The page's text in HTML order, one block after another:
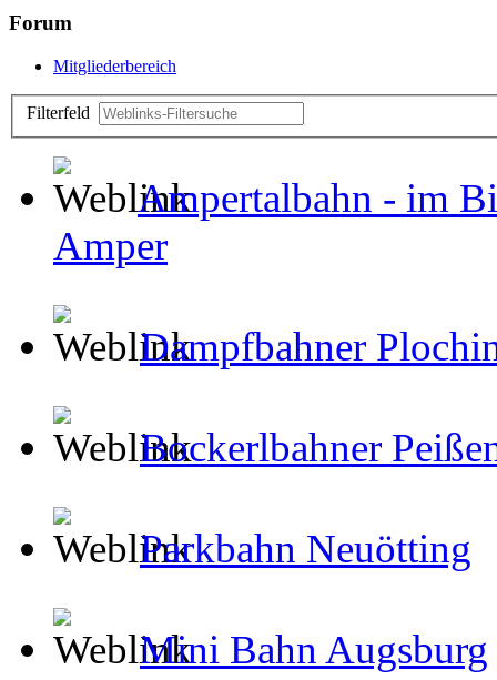
Forum
Mitgliederbereich
Filterfeld
Ampertalbahn - im
Amper
Dampfbahner
Bockerlbahner
Parkbahn Neuötting
Mini Bahn Augsburg